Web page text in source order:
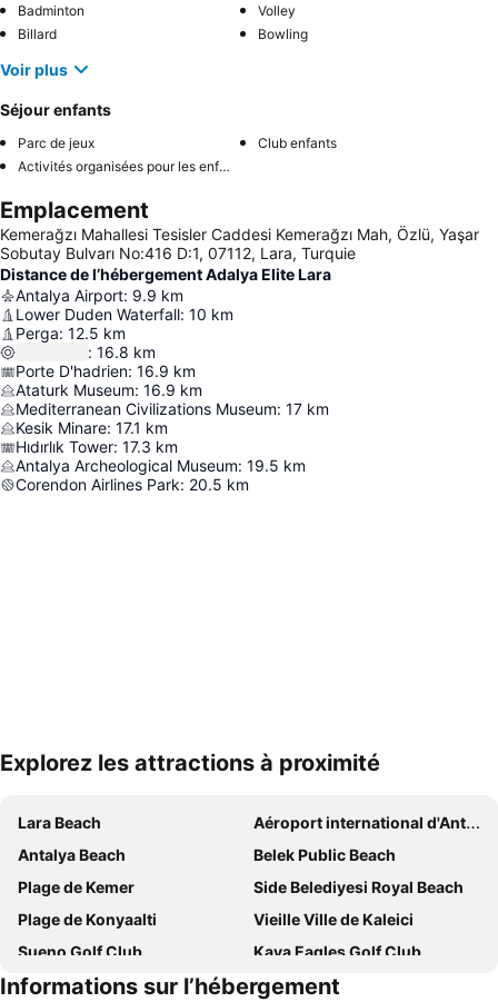
Badminton
Volley
Billard
Bowling
Voir plus
Séjour enfants
Parc de jeux
Club enfants
Activités organisées pour les enfants
Emplacement
Kemerağzı Mahallesi Tesisler Caddesi Kemerağzı Mah, Özlü, Yaşar
Sobutay Bulvarı No:416 D:1, 07112, Lara, Turquie
Distance de l’hébergement Adalya Elite Lara
Antalya Airport: 9.9 km
Lower Duden Waterfall: 10 km
Perga: 12.5 km
: 16.8 km
Porte D'hadrien: 16.9 km
Ataturk Museum: 16.9 km
Mediterranean Civilizations Museum: 17 km
Kesik Minare: 17.1 km
Hıdırlık Tower: 17.3 km
Antalya Archeological Museum: 19.5 km
Corendon Airlines Park: 20.5 km
Explorez les attractions à proximité
Lara Beach
Aéroport international d'Antalya
Antalya Beach
Belek Public Beach
Plage de Kemer
Side Belediyesi Royal Beach
Plage de Konyaalti
Vieille Ville de Kaleici
Sueno Golf Club
Kaya Eagles Golf Club
Le port
Bogazkent
Informations sur l’hébergement